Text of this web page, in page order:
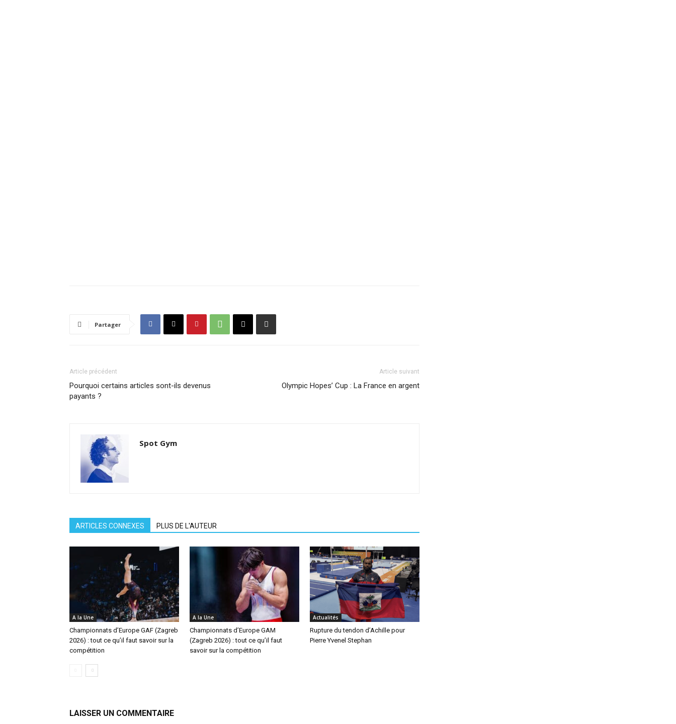
Partager
Article précédent
Pourquoi certains articles sont-ils devenus
payants ?
Article suivant
Olympic Hopes’ Cup : La France en argent
Spot Gym
ARTICLES CONNEXES PLUS DE L'AUTEUR
A la Une
Championnats d’Europe GAF (Zagreb
2026) : tout ce qu’il faut savoir sur la
compétition
A la Une
Championnats d’Europe GAM
(Zagreb 2026) : tout ce qu’il faut
savoir sur la compétition
Actualités
Rupture du tendon d’Achille pour
Pierre Yvenel Stephan
LAISSER UN COMMENTAIRE